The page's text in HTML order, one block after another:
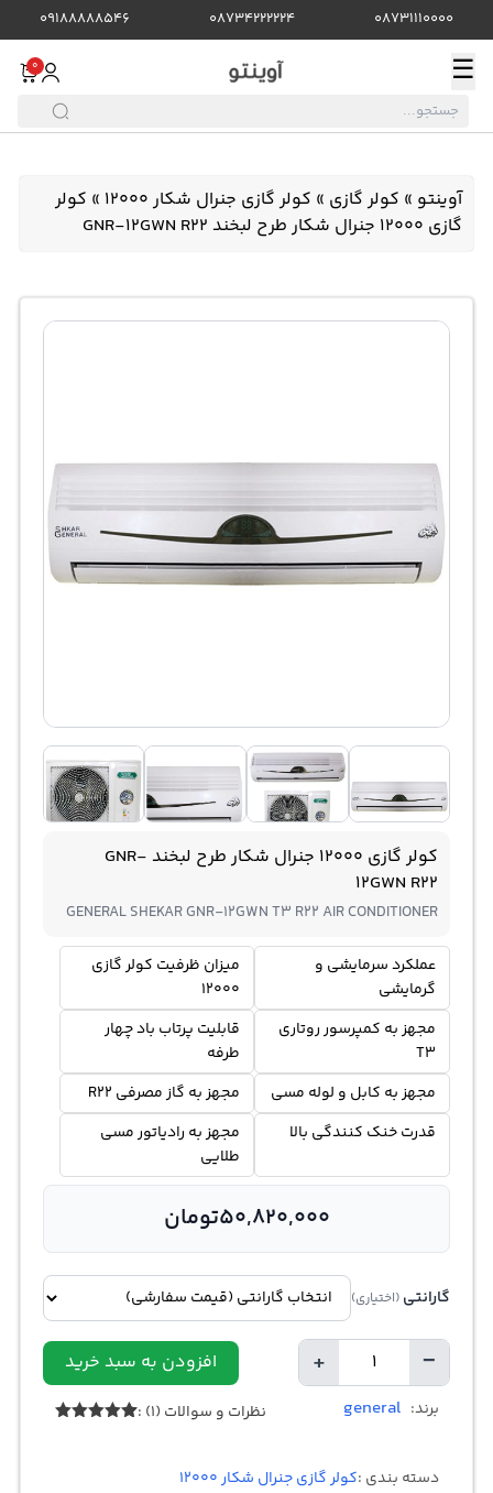
08731110000
08734222224
09188888546
☰
0
آوینتو » کولر گازی » کولر گازی جنرال شکار 12000 » کولر
گازی 12000 جنرال شکار طرح لبخند GNR-12GWN R22
کولر گازی 12000 جنرال شکار طرح لبخند GNR-
12GWN R22
GENERAL SHEKAR GNR-12GWN T3 R22 AIR CONDITIONER
عملکرد سرمایشی و
گرمایشی
میزان ظرفیت کولر گازی
12000
مجهز به کمپرسور روتاری
T3
قابلیت پرتاب باد چهار
طرفه
مجهز به کابل و لوله مسی
مجهز به گاز مصرفی R22
قدرت خنک کنندگی بالا
مجهز به رادیاتور مسی
طلایی
50,820,000تومان
گارانتی (اختیاری)
−
تعداد + افزودن به سبد خرید
برند: general نظرات و سوالات (1) :
دسته بندی :کولر گازی جنرال شکار 12000